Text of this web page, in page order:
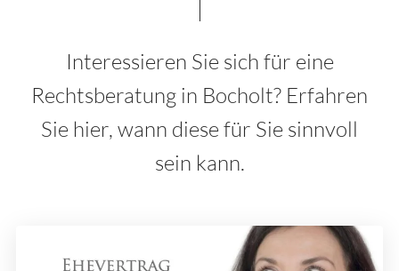
Interessieren Sie sich für eine
Rechtsberatung in Bocholt? Erfahren
Sie hier, wann diese für Sie sinnvoll
sein kann.